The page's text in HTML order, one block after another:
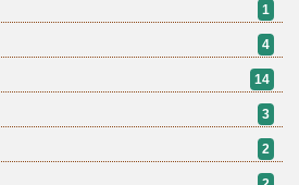
1
4
14
3
2